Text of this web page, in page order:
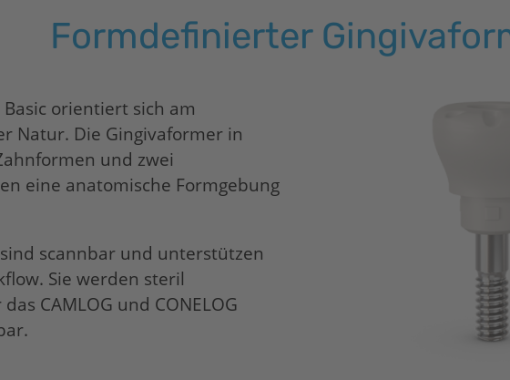
Formdefinierter
orientiert sich am
Natur. Die Gingivaformer in
und zwei
eine anatomische Formgebung
scannbar und unterstützen
Sie werden steril
CAMLOG und CONELOG